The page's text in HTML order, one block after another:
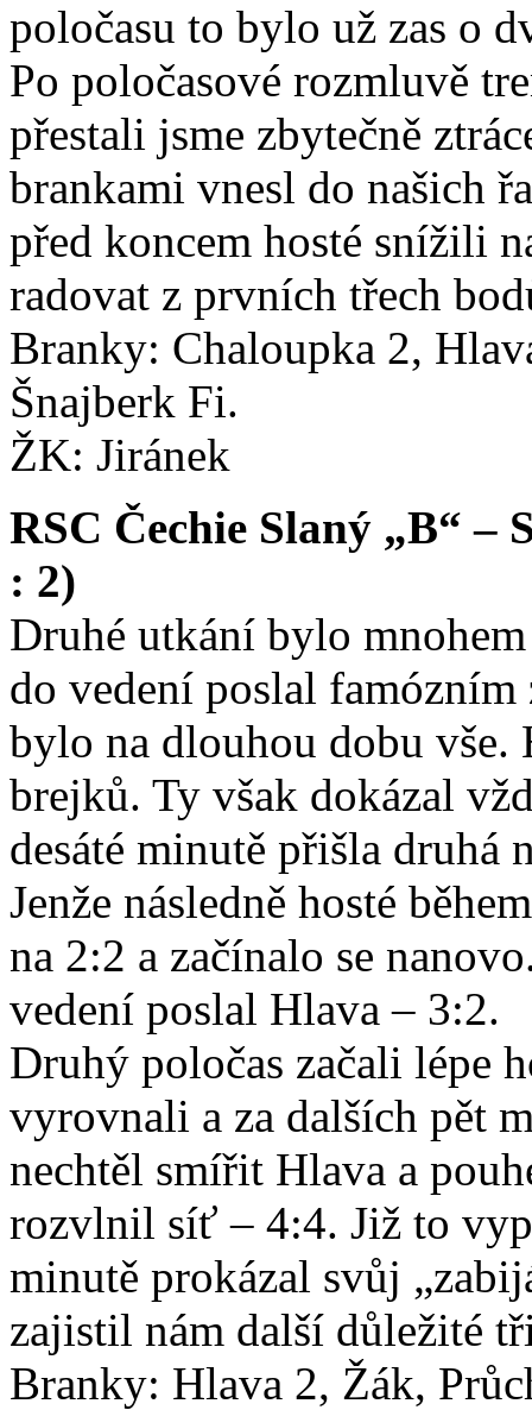
poločasu to bylo už zas o
Po poločasové rozmluvě
přestali jsme zbytečně
brankami vnesl do našich
před koncem hosté snížili
radovat z prvních třech
Branky: Chaloupka 2,
Šnajberk Fi.
ŽK: Jiránek
RSC Čechie Slaný „B“ –
: 2)
Druhé utkání bylo
do vedení poslal famózním
bylo na dlouhou dobu vše.
brejků. Ty však dokázal
desáté minutě přišla druhá
Jenže následně hosté
na 2:2 a začínalo se
vedení poslal Hlava – 3:2.
Druhý poločas začali lépe
vyrovnali a za dalších pět
nechtěl smířit Hlava a
rozvlnil síť – 4:4. Již to
minutě prokázal svůj
zajistil nám další důležité
Branky: Hlava 2, Žák,